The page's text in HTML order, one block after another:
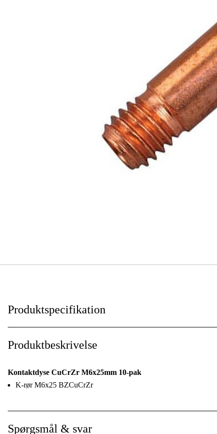
Produktspecifikation
Til svejsetype :
Total længde:
Produktbeskrivelse
Kontaktdyse CuCrZr M6x25mm 10-pak
K-rør M6x25 BZCuCrZr
Spørgsmål & svar